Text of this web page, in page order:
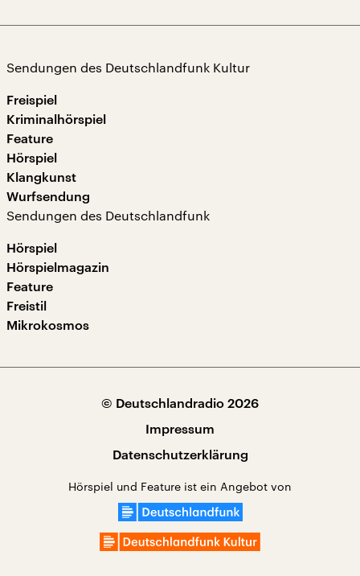
Sendungen des Deutschlandfunk Kultur
Freispiel
Kriminalhörspiel
Feature
Hörspiel
Klangkunst
Wurfsendung
Sendungen des Deutschlandfunk
Hörspiel
Hörspielmagazin
Feature
Freistil
Mikrokosmos
© Deutschlandradio 2026
Impressum
Datenschutzerklärung
Hörspiel und Feature ist ein Angebot von